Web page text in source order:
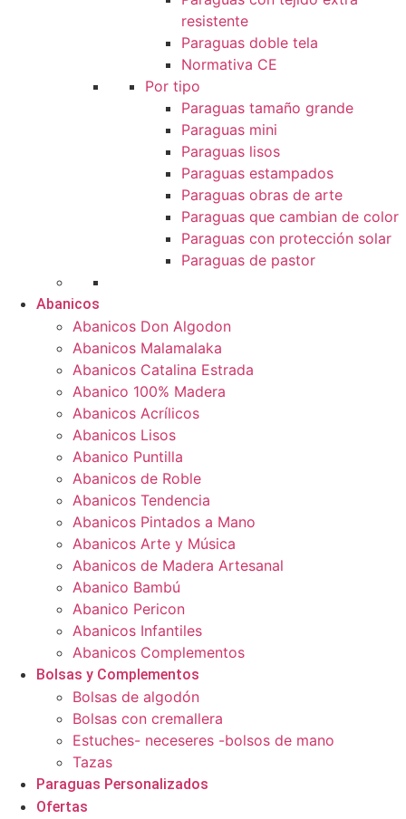
resistente
Paraguas doble tela
Normativa CE
Por tipo
Paraguas tamaño grande
Paraguas mini
Paraguas lisos
Paraguas estampados
Paraguas obras de arte
Paraguas que cambian de color
Paraguas con protección solar
Paraguas de pastor
Abanicos
Abanicos Don Algodon
Abanicos Malamalaka
Abanicos Catalina Estrada
Abanico 100% Madera
Abanicos Acrílicos
Abanicos Lisos
Abanico Puntilla
Abanicos de Roble
Abanicos Tendencia
Abanicos Pintados a Mano
Abanicos Arte y Música
Abanicos de Madera Artesanal
Abanico Bambú
Abanico Pericon
Abanicos Infantiles
Abanicos Complementos
Bolsas y Complementos
Bolsas de algodón
Bolsas con cremallera
Estuches- neceseres -bolsos de mano
Tazas
Paraguas Personalizados
Ofertas